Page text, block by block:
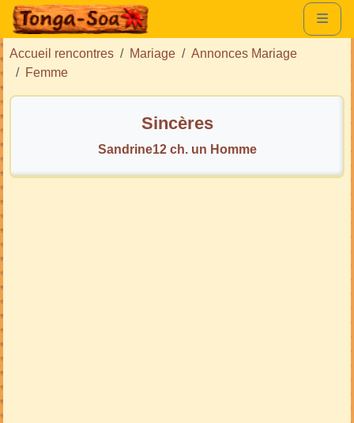
Accueil rencontres Mariage
Annonces Mariage
Femme
Sincères
Sandrine12 ch. un Homme